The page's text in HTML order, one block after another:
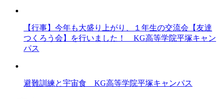
【行事】今年も大盛り上がり、１年生の交流会【友達
つくろう会】を行いました！ KG高等学院平塚キャン
パス
避難訓練と宇宙食 KG高等学院平塚キャンパス